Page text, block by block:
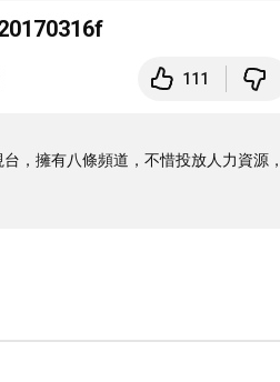
111
，擁有八條頻道，不惜投放人力資源